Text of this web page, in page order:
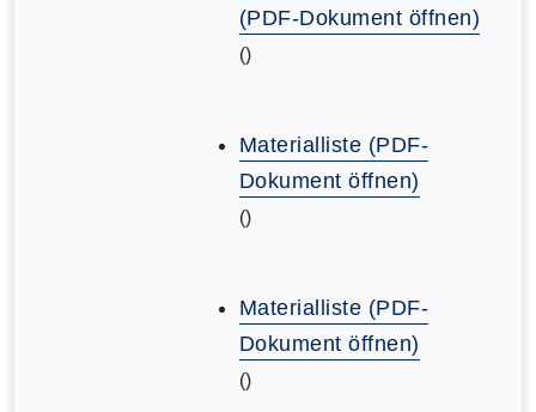
(PDF-Dokument öffnen)
()
Materialliste (PDF-
Dokument öffnen)
()
Materialliste (PDF-
Dokument öffnen)
()